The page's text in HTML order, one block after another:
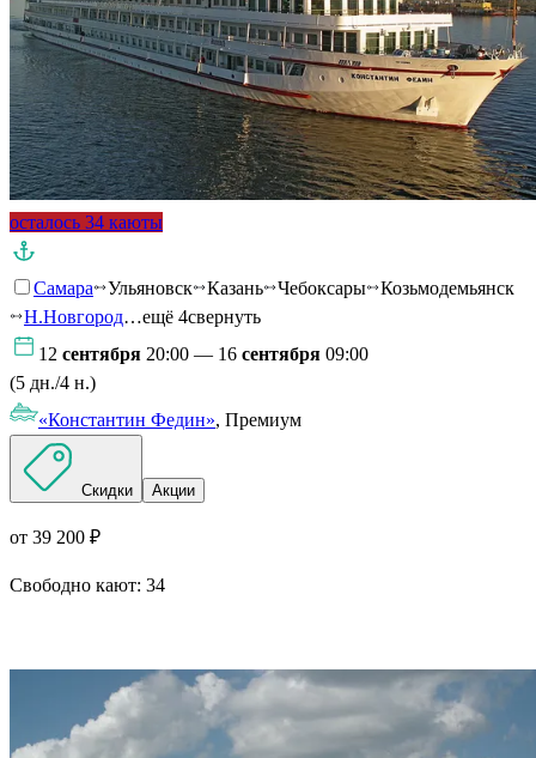
осталось 34 каюты
Самара Ульяновск Казань Чебоксары
Козьмодемьянск
Н.Новгород…ещё 4свернуть
12 сентября 20:00 — 16 сентября 09:00
(5 дн./4 н.)
«Константин Федин», Премиум
Скидки Акции
от 39 200 ₽
Свободно кают: 34